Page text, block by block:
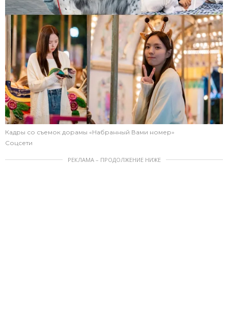
Кадры со съемок дорамы «Набранный Вами номер»
Соцсети
РЕКЛАМА – ПРОДОЛЖЕНИЕ НИЖЕ